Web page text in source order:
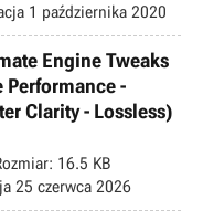
1 października 2020
Engine Tweaks
Performance -
Clarity - Lossless)
16.5 KB
25 czerwca 2026